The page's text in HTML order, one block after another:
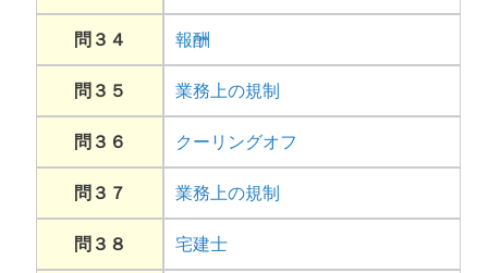
問３４ 報酬
問３５ 業務上の規制
問３６ クーリングオフ
問３７ 業務上の規制
問３８ 宅建士